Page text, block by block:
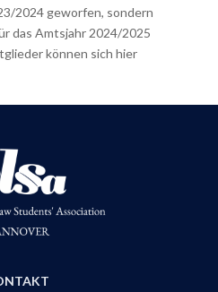
2024 geworfen, sondern
das Amtsjahr 2024/2025
können sich hier